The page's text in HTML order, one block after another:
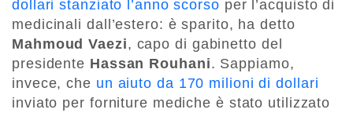
dollari stanziato l’anno scorso per l’acquisto di
medicinali dall’estero: è sparito, ha detto
Mahmoud Vaezi, capo di gabinetto del
presidente Hassan Rouhani. Sappiamo,
invece, che un aiuto da 170 milioni di dollari
inviato per forniture mediche è stato utilizzato